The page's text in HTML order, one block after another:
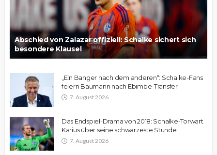
Abschied von Zalazar offiziell: Schalke sichert sich
besondere Klausel
„Ein Banger nach dem anderen“: Schalke-Fans
feiern Baumann nach Ebimbe-Transfer
7. August 2026
Das Endspiel-Drama von 2018: Schalke-Torwart
Karius über seine schwärzeste Stunde
7. August 2026